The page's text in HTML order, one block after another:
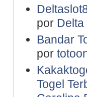
por Delta
Bandar
por
Togel